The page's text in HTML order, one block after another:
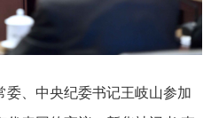
委、中央纪委书记王岐山参加